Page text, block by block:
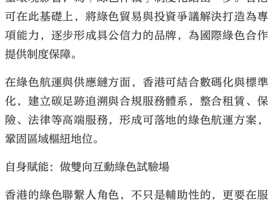
可在此基礎上，將綠色貿易與投資爭議解決打造為專
項能力，逐步形成具公信力的品牌，為國際綠色合作
提供制度保障。
在綠色航運與供應鏈方面，香港可結合數碼化與標準
化，建立碳足跡追溯與合規服務體系，整合租賃、保
險、法律等高端服務，形成可落地的綠色航運方案，
鞏固區域樞紐地位。
自身賦能：做雙向互動綠色試驗場
香港的綠色聯繫人角色，不只是輔助性的，更要在服